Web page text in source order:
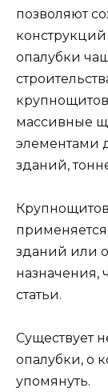
позволяют
опалубки
массивные
элементами
зданий,
зданий или
назначения,
статьи.
Существует
опалубки, о
упомянуть.